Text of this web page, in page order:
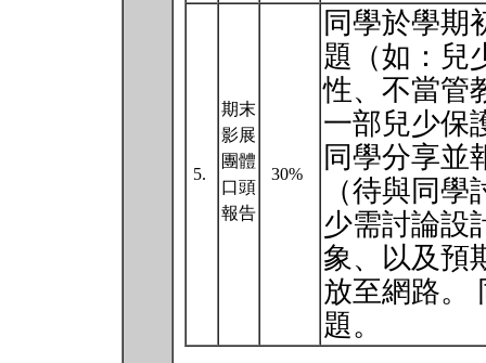
5.
期末
影展
團體
⼝頭
報告
30%
同學於學期
題（如：兒
性、不當管
⼀部兒少保
同學分享並
（待與同
少需討論設
象、以及預
放至網路。
題。